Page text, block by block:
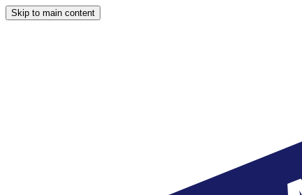
Skip to main content